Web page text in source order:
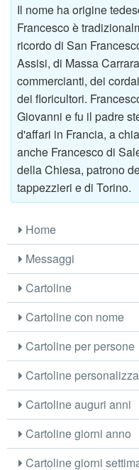
Il nome ha origine
Francesco è
ricordo di San
Assisi, di Massa
commercianti, dei
dei floricultori.
Giovanni e fu il padre
d'affari in Francia, a
anche Francesco di
della Chiesa, patrono
tappezzieri e di Torino.
Home
Messaggi
Cartoline
Cartoline con nome
Cartoline per persone
Cartoline
Cartoline auguri anni
Cartoline giorni anno
Cartoline giorni